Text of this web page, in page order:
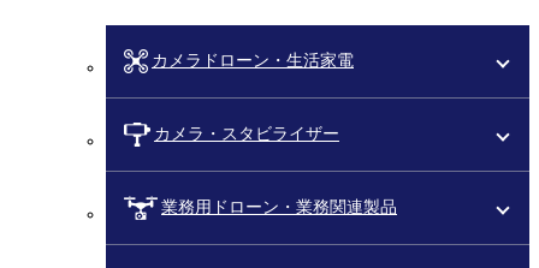
カメラドローン・生活家電
カメラ・スタビライザー
業務用ドローン・業務関連製品